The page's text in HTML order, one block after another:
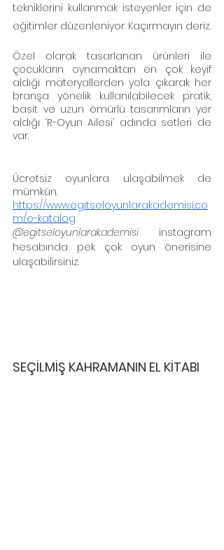
tekniklerini kullanmak isteyenler için de
Özel olarak tasarlanan ürünleri ile
çocukların oynamaktan en çok keyif
aldığı materyallerden yola çıkarak her
branşa yönelik kullanılabilecek pratik,
basit ve uzun ömürlü tasarımların yer
aldığı ‘R-Oyun Ailesi’ adında setleri de
var.
Ücretsiz oyunlara ulaşabilmek de
https://www.egitseloyunlarakademisi.co
m/e-katalog
@egitseloyunlarakademisi instagram
hesabında pek çok oyun önerisine
ulaşabilirsiniz.
SEÇİLMİŞ KAHRAMANIN EL KİTABI